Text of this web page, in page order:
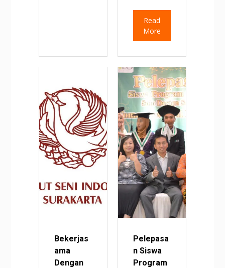
Read
More
Bekerjas
ama
Dengan
Pelepasa
n Siswa
Program